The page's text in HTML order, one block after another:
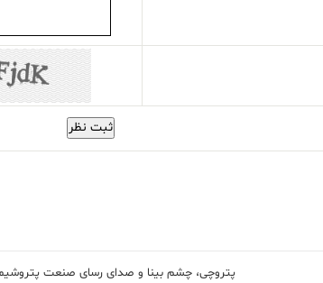
ثبت نظر
پتروچی، چشم بینا و صدای رسای صنعت